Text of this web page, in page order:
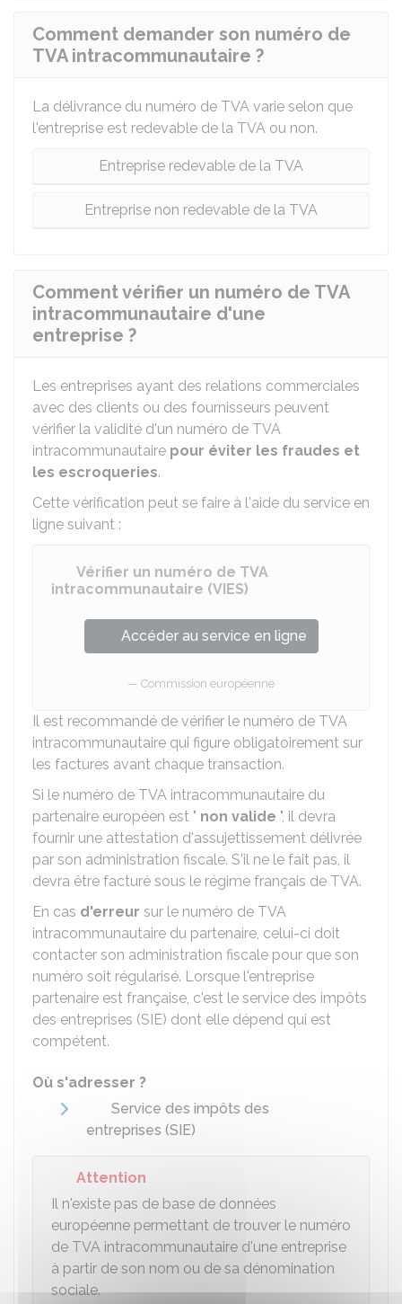
Comment demander son numéro de
TVA intracommunautaire ?
La délivrance du numéro de TVA varie selon que
l'entreprise est redevable de la TVA ou non.
Entreprise redevable de la TVA
Entreprise non redevable de la TVA
Comment vérifier un numéro de TVA
intracommunautaire d'une
entreprise ?
Les entreprises ayant des relations commerciales
avec des clients ou des fournisseurs peuvent
vérifier la validité d'un numéro de TVA
intracommunautaire pour éviter les fraudes et
les escroqueries.
Cette vérification peut se faire à l'aide du service en
ligne suivant :
Vérifier un numéro de TVA
intracommunautaire (VIES)
Accéder au service en ligne
Commission européenne
Il est recommandé de vérifier le numéro de TVA
intracommunautaire qui figure obligatoirement sur
les factures avant chaque transaction.
Si le numéro de TVA intracommunautaire du
partenaire européen est " non valide ", il devra
fournir une attestation d'assujettissement délivrée
par son administration fiscale. S'il ne le fait pas, il
devra être facturé sous le régime français de TVA.
En cas d'erreur sur le numéro de TVA
intracommunautaire du partenaire, celui-ci doit
contacter son administration fiscale pour que son
numéro soit régularisé. Lorsque l'entreprise
partenaire est française, c'est le service des impôts
des entreprises (SIE) dont elle dépend qui est
compétent.
Où s'adresser ?
Service des impôts des
entreprises (SIE)
Attention
Il n'existe pas de base de données
européenne permettant de trouver le numéro
de TVA intracommunautaire d'une entreprise
à partir de son nom ou de sa dénomination
sociale.